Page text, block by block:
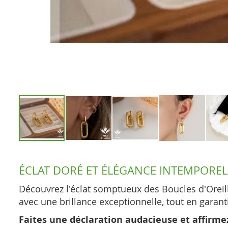
the
beginning
of
images
ÉCLAT DORÉ ET ÉLÉGANCE
Découvrez l'éclat somptueux des Boucles
avec une brillance exceptionnelle, tout en
Faites une déclaration audacieuse et